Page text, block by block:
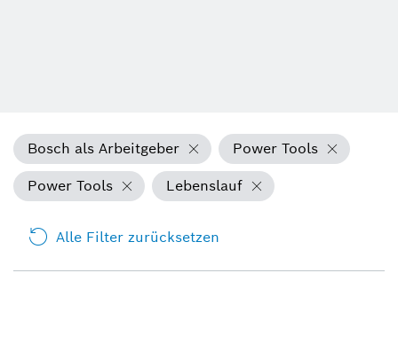
Bosch als Arbeitgeber
Power Tools
Power Tools
Lebenslauf
Alle Filter zurücksetzen